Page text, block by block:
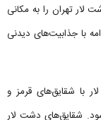
لار تهران را به مکانی
با جذابیت‌های دیدنی
با شقایق‌های قرمز و
شقایق‌های دشت لار